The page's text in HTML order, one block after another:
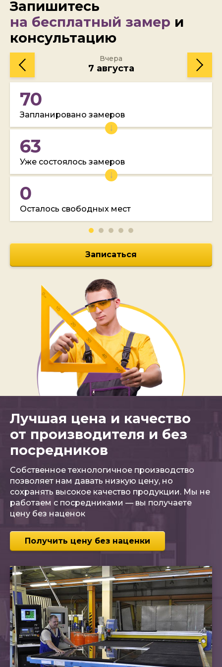
Запишитесь
на бесплатный замер и
консультацию
Вчера
7 августа
70
Запланировано замеров
63
Уже состоялось замеров
0
Осталось свободных мест
Записаться
Лучшая цена и качество
от производителя и без
посредников
Собственное технологичное производство
позволяет нам давать низкую цену, но
сохранять высокое качество продукции. Мы не
работаем с посредниками — вы получаете
цену без наценок
Получить цену без наценки